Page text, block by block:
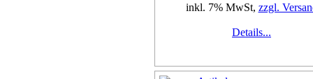
inkl. 7% MwSt, zzgl.
Details...